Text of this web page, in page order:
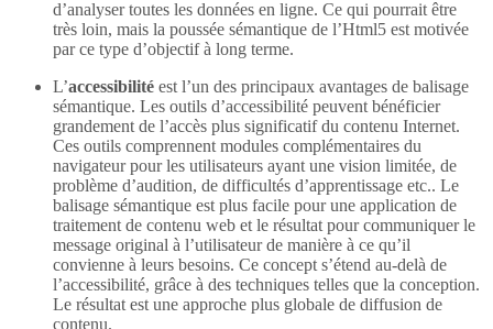
d’analyser toutes les données en ligne. Ce qui pourrait être
très loin, mais la poussée sémantique de l’Html5 est motivée
par ce type d’objectif à long terme.
L’accessibilité est l’un des principaux avantages de balisage
sémantique. Les outils d’accessibilité peuvent bénéficier
grandement de l’accès plus significatif du contenu Internet.
Ces outils comprennent modules complémentaires du
navigateur pour les utilisateurs ayant une vision limitée, de
problème d’audition, de difficultés d’apprentissage etc.. Le
balisage sémantique est plus facile pour une application de
traitement de contenu web et le résultat pour communiquer le
message original à l’utilisateur de manière à ce qu’il
convienne à leurs besoins. Ce concept s’étend au-delà de
l’accessibilité, grâce à des techniques telles que la conception.
Le résultat est une approche plus globale de diffusion de
contenu.